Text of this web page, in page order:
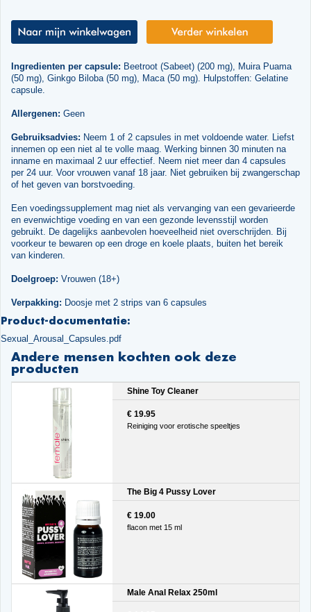
Ingredienten per capsule: Beetroot (Sabeet) (200 mg), Muira Puama
(50 mg), Ginkgo Biloba (50 mg), Maca (50 mg). Hulpstoffen: Gelatine
capsule.
Allergenen: Geen
Gebruiksadvies: Neem 1 of 2 capsules in met voldoende water. Liefst
innemen op een niet al te volle maag. Werking binnen 30 minuten na
inname en maximaal 2 uur effectief. Neem niet meer dan 4 capsules
per 24 uur. Voor vrouwen vanaf 18 jaar. Niet gebruiken bij zwangerschap
of het geven van borstvoeding.
Een voedingssupplement mag niet als vervanging van een gevarieerde
en evenwichtige voeding en van een gezonde levensstijl worden
gebruikt. De dagelijks aanbevolen hoeveelheid niet overschrijden. Bij
voorkeur te bewaren op een droge en koele plaats, buiten het bereik
van kinderen.
Doelgroep: Vrouwen (18+)
Verpakking: Doosje met 2 strips van 6 capsules
Product-documentatie:
Sexual_Arousal_Capsules.pdf
Andere mensen kochten ook deze
producten
Shine Toy Cleaner
€ 19.95
Reiniging voor erotische speeltjes
The Big 4 Pussy Lover
€ 19.00
flacon met 15 ml
Male Anal Relax 250ml